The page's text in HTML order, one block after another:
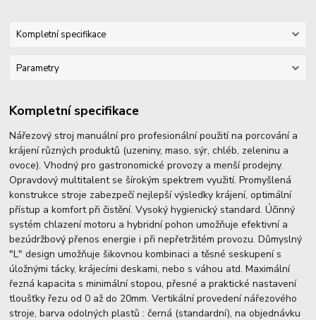
Kompletní specifikace
Parametry
Kompletní specifikace
Nářezový stroj manuální pro profesionální použití na porcování a
krájení různých produktů (uzeniny, maso, sýr, chléb, zeleninu a
ovoce). Vhodný pro gastronomické provozy a menší prodejny.
Opravdový multitalent se šírokým spektrem využití. Promyšlená
konstrukce stroje zabezpečí nejlepší výsledky krájení, optimální
přístup a komfort při čistění. Vysoký hygienický standard. Účinný
systém chlazení motoru a hybridní pohon umožňuje efektivní a
bezúdržbový přenos energie i při nepřetržitém provozu. Důmyslný
"L" design umožňuje šikovnou kombinaci a těsné seskupení s
úložnými tácky, krájecími deskami, nebo s váhou atd. Maximální
řezná kapacita s minimální stopou, přesné a praktické nastavení
tloušťky řezu od 0 až do 20mm. Vertikální provedení nářezového
stroje, barva odolných plastů : černá (standardní), na objednávku